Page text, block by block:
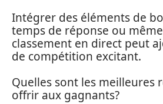
Intégrer des éléments de
temps de réponse ou
classement en direct peut
de compétition excitant.
Quelles sont les meilleures
offrir aux gagnants?